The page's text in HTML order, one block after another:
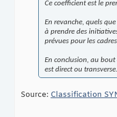
Ce coefficient est le
En revanche, quels
à prendre des
prévues pour les
En conclusion, au
est direct ou transverse.
Source: Classification